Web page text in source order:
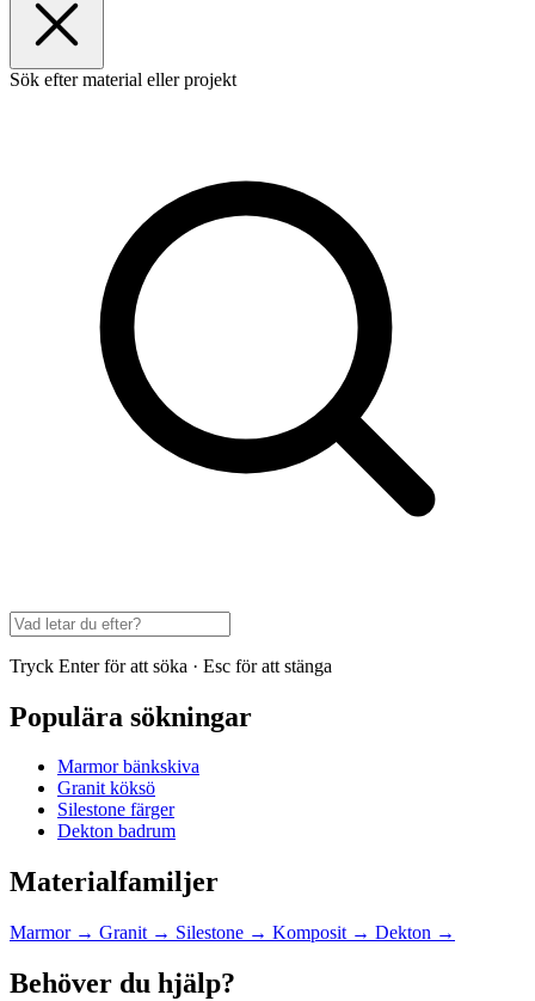
Sök efter material eller projekt
Tryck Enter för att söka · Esc för att stänga
Populära sökningar
Marmor bänkskiva
Granit köksö
Silestone färger
Dekton badrum
Materialfamiljer
Marmor → Granit → Silestone → Komposit → Dekton →
Behöver du hjälp?